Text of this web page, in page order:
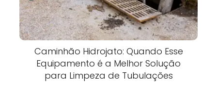
Caminhão Hidrojato: Quando Esse
Equipamento é a Melhor Solução
para Limpeza de Tubulações